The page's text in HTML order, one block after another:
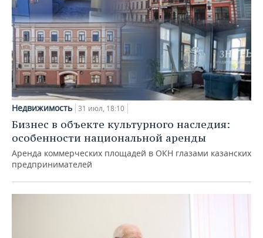
Недвижимость 31 июл, 18:10
Бизнес в объекте культурного наследия:
особенности национальной аренды
Аренда коммерческих площадей в ОКН глазами казанских
предпринимателей